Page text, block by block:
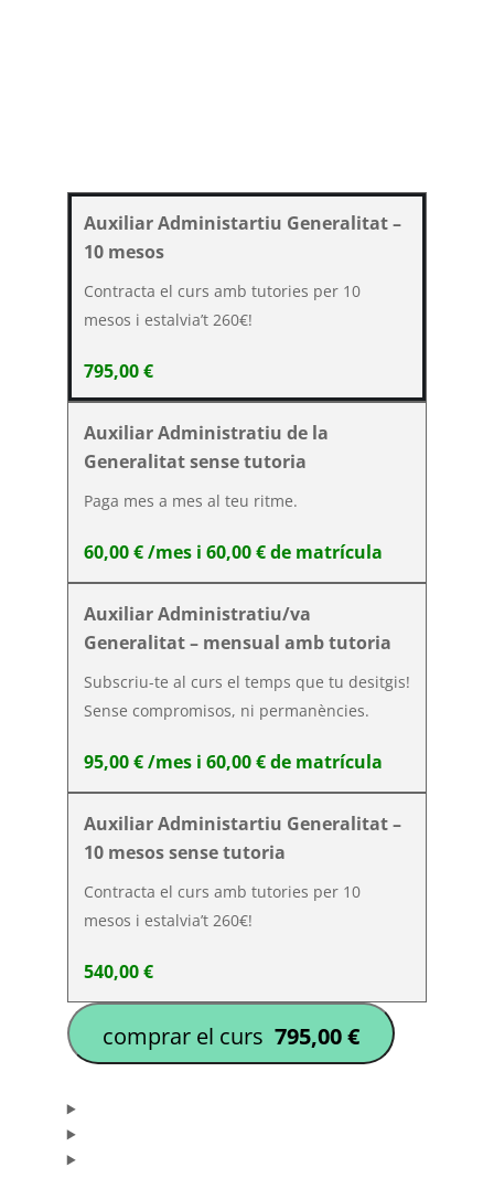
Auxiliar Administartiu Generalitat –
10 mesos
Contracta el curs amb tutories per 10
mesos i estalvia’t 260€!
795,00€
Auxiliar Administratiu de la
Generalitat sense tutoria
Paga mes a mes al teu ritme.
60,00€/mes i 60,00€de matrícula
Auxiliar Administratiu/va
Generalitat – mensual amb tutoria
Subscriu-te al curs el temps que tu desitgis!
Sense compromisos, ni permanències.
95,00€/mes i 60,00€de matrícula
Auxiliar Administartiu Generalitat –
10 mesos sense tutoria
Contracta el curs amb tutories per 10
mesos i estalvia’t 260€!
540,00€
795,00€